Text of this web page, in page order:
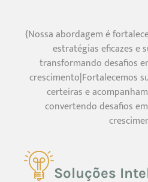
{Nossa abordagem é
estratégias eficazes e
transformando desafios
crescimento|Fortalecemos
certeiras e
convertendo desafios
Soluções